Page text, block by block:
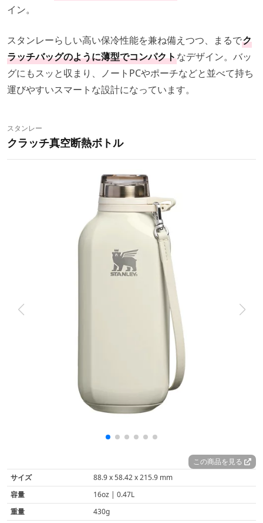
イン。
スタンレーらしい高い保冷性能を兼ね備えつつ、まるでク
ラッチバッグのように薄型でコンパクトなデザイン。バッ
グにもスッと収まり、ノートPCやポーチなどと並べて持ち
運びやすいスマートな設計になっています。
スタンレー
クラッチ真空断熱ボトル
この商品を見る
サイズ
88.9 x 58.42 x 215.9 mm
容量
16oz | 0.47L
重量
430g